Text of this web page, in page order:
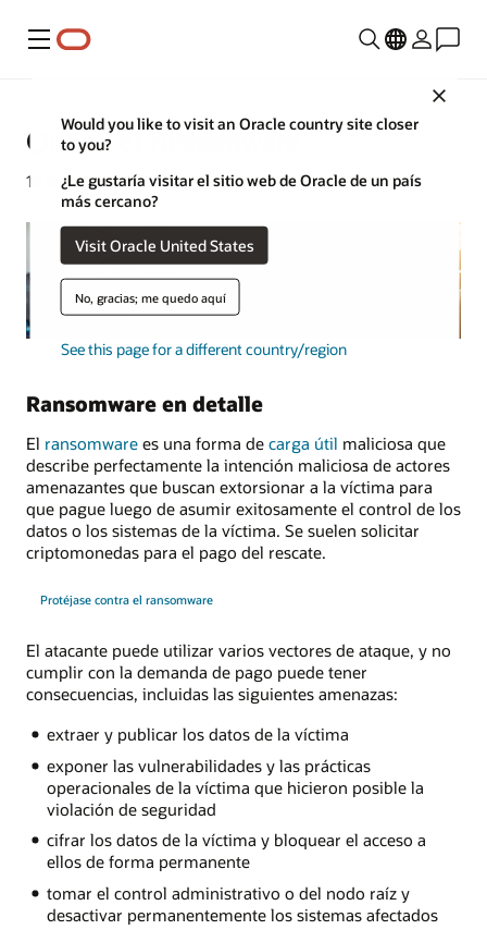
Menú
Would you like to visit an Oracle country site closer
to you?
¿Le gustaría visitar el sitio web de Oracle de un país
más cercano?
Visit Oracle United States
No, gracias; me quedo aquí
See this page for a different country/region
Qué es el ransomware
15 de julio de 2021
Ransomware en detalle
El ransomware es una forma de carga útil maliciosa que
describe perfectamente la intención maliciosa de actores
amenazantes que buscan extorsionar a la víctima para
que pague luego de asumir exitosamente el control de los
datos o los sistemas de la víctima. Se suelen solicitar
criptomonedas para el pago del rescate.
Protéjase contra el ransomware
El atacante puede utilizar varios vectores de ataque, y no
cumplir con la demanda de pago puede tener
consecuencias, incluidas las siguientes amenazas:
extraer y publicar los datos de la víctima
exponer las vulnerabilidades y las prácticas
operacionales de la víctima que hicieron posible la
violación de seguridad
cifrar los datos de la víctima y bloquear el acceso a
ellos de forma permanente
tomar el control administrativo o del nodo raíz y
desactivar permanentemente los sistemas afectados